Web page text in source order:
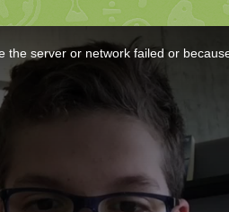
the server or network failed or